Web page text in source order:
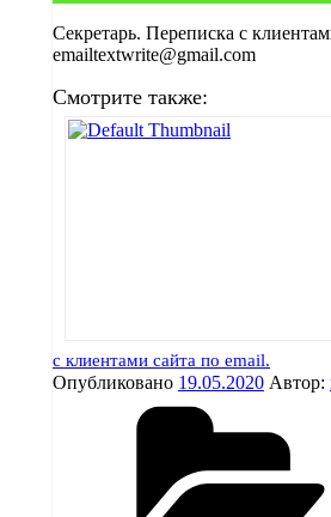
Секретарь. Переписка с
emailtextwrite@gmail.com
Смотрите также:
с клиентами сайта по email.
Опубликовано 19.05.2020 Автор: